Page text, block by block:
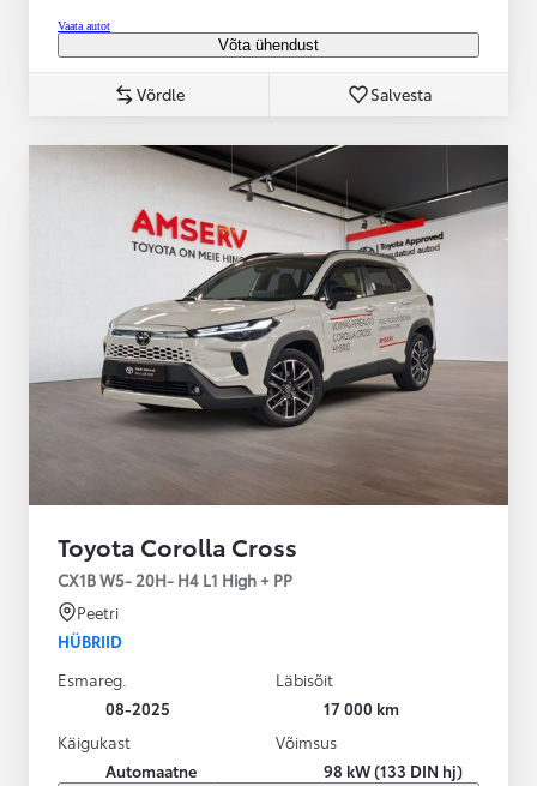
Vaata autot
Võta ühendust
Võrdle Salvesta
Toyota Corolla Cross
CX1B W5- 20H- H4 L1 High + PP
Peetri
HÜBRIID
Esmareg.
08-2025
Läbisõit
17 000 km
Käigukast
Automaatne
Võimsus
98 kW (133 DIN hj)